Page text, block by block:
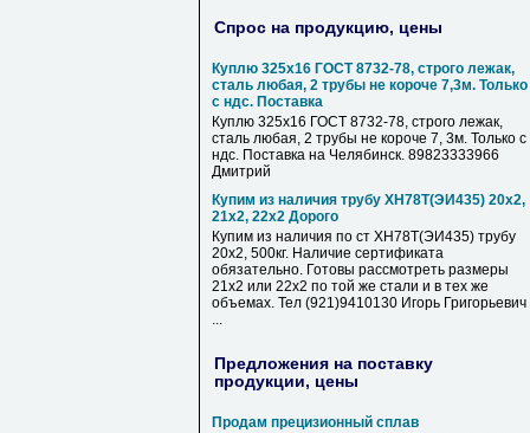
Спрос на продукцию, цены
Куплю 325х16 ГОСТ 8732-78, строго лежак,
сталь любая, 2 трубы не короче 7,3м. Только
с ндс. Поставка
Куплю 325х16 ГОСТ 8732-78, строго лежак,
сталь любая, 2 трубы не короче 7, 3м. Только с
ндс. Поставка на Челябинск. 89823333966
Дмитрий
Купим из наличия трубу ХН78Т(ЭИ435) 20х2,
21х2, 22х2 Дорого
Купим из наличия по ст ХН78Т(ЭИ435) трубу
20х2, 500кг. Наличие сертификата
обязательно. Готовы рассмотреть размеры
21х2 или 22х2 по той же стали и в тех же
объемах. Тел (921)9410130 Игорь Григорьевич
...
Предложения на поставку
продукции, цены
Продам прецизионный сплав